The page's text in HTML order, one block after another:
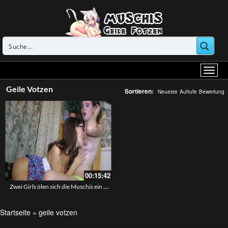
Geile Votzen Sortieren: Neueste Aufrufe Bewertung
00:15:42
Zwei Girls ölen sich die Muschis ein und lecken sich auf dem Sofa
Startseite » geile votzen